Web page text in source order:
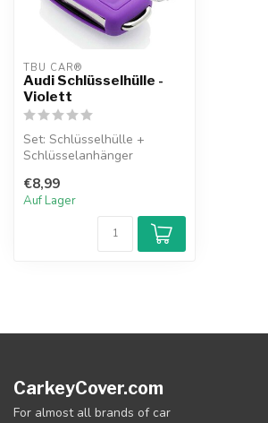
TBU CAR®
Audi Schlüsselhülle -
Violett
Set: Schlüsselhülle +
Schlüsselanhänger
€8,99
Auf Lager
CarkeyCover.com
For almost all brands of car